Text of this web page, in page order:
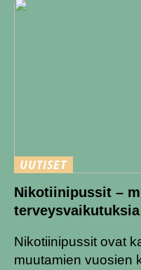
UUTISET
Nikotiinipussit –
Nikotiinipussit ovat
muutamien vuosien